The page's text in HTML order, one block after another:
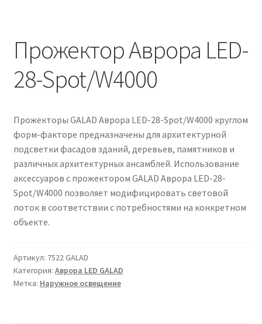
кронштейнов «Opora Engineering»
Отправить заявку
Политика конфиденциальности
Сертификаты
Таблица выбора вводного щитка
Прожектор Аврора LED-
28-Spot/W4000
Прожекторы GALAD Аврора LED-28-Spot/W4000 круглом
форм-факторе предназначены для архитектурной
подсветки фасадов зданий, деревьев, памятников и
различных архитектурных ансамблей. Использование
аксессуаров с прожектором GALAD Аврора LED-28-
Spot/W4000 позволяет модифицировать световой
поток в соответствии с потребностями на конкретном
объекте.
Артикул: 7522 GALAD
Категория: Аврора LED GALAD
Метка: Наружное освещение